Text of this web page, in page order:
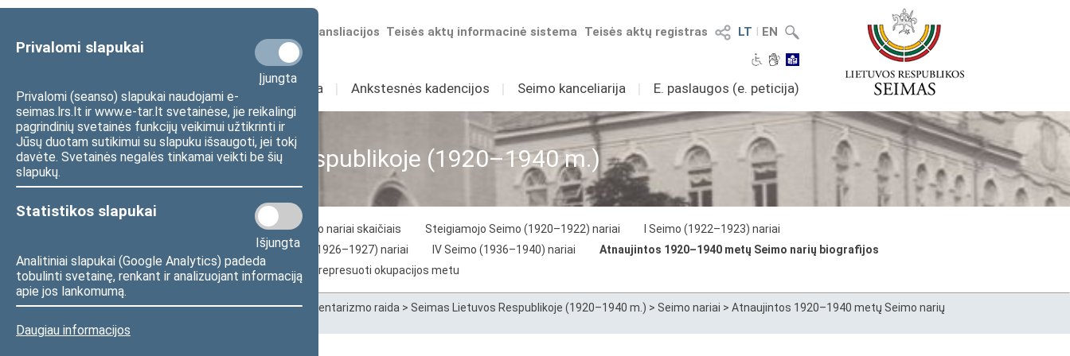
Privalomi slapukai
Įjungta
Privalomi (seanso) slapukai naudojami e-
seimas.lrs.lt ir www.e-tar.lt svetainėse, jie reikalingi
pagrindinių svetainės funkcijų veikimui užtikrinti ir
Jūsų duotam sutikimui su slapuku išsaugoti, jei tokį
davėte. Svetainės negalės tinkamai veikti be šių
slapukų.
Statistikos slapukai
Išjungta
Analitiniai slapukai (Google Analytics) padeda
tobulinti svetainę, renkant ir analizuojant informaciją
apie jos lankomumą.
Daugiau informacijos
LT I EN
Teisės aktų registras
Teisės aktų informacinė sistema
Numatomos transliacijos
Sudėtis Veikla I Ankstesnės kadencijos I Seimo kanceliarija I E. paslaugos (e. peticija)
Seimas Lietuvos Respublikoje (1920–1940 m.)
1920–1940 m. Lietuvos Respublikos Seimo nariai skaičiais Steigiamojo Seimo (1920–1922) nariai
I Seimo (1922–1923) nariai
III Seimo (1926–1927) nariai IV Seimo (1936–1940) nariai
Atnaujintos 1920–1940 metų Seimo narių biografijos
Seimo nariai institucijose, organizacijose, represuoti okupacijos metu
Pradžia>Seimo istorija>Lietuvos parlamentarizmo raida > Seimas Lietuvos Respublikoje (1920–1940 m.) > Seimo nariai > Atnaujintos 1920–1940 metų Seimo narių